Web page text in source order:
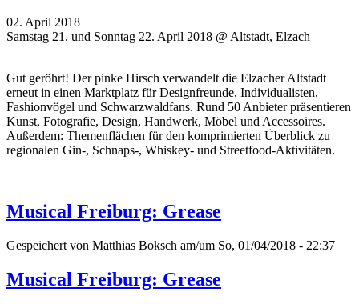
02. April 2018
Samstag 21. und Sonntag 22. April 2018 @ Altstadt, Elzach
Gut geröhrt! Der pinke Hirsch verwandelt die Elzacher Altstadt
erneut in einen Marktplatz für Designfreunde, Individualisten,
Fashionvögel und Schwarzwaldfans. Rund 50 Anbieter präsentieren
Kunst, Fotografie, Design, Handwerk, Möbel und Accessoires.
Außerdem: Themenflächen für den komprimierten Überblick zu
regionalen Gin-, Schnaps-, Whiskey- und Streetfood-Aktivitäten.
Musical Freiburg: Grease
Gespeichert von Matthias Boksch am/um So, 01/04/2018 - 22:37
Musical Freiburg: Grease